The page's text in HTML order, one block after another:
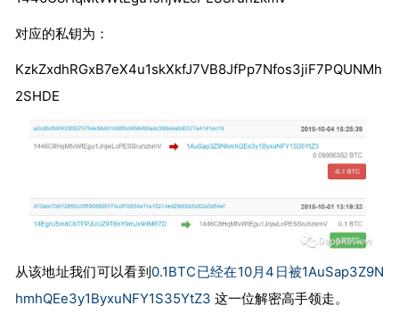
对应的私钥为：
KzkZxdhRGxB7eX4u1skXkfJ7VB8JfPp7Nfos3jiF7PQUNMh
2SHDE
从该地址我们可以看到 0.1BTC已经在10月4日被1AuSap3Z9N
hmhQEe3y1ByxuNFY1S35YtZ3 这一位解密高手领走。